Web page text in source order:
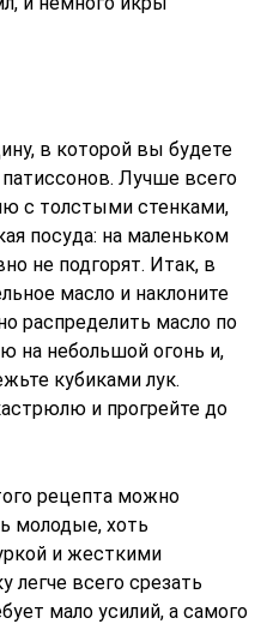
в которой вы будете
Лучше всего
с толстыми стенками,
посуда: на маленьком
не подгорят. Итак, в
масло и наклоните
распределить масло по
на небольшой огонь и,
кубиками лук.
и прогрейте до
рецепта можно
молодые, хоть
и жесткими
всего срезать
мало усилий, а самого